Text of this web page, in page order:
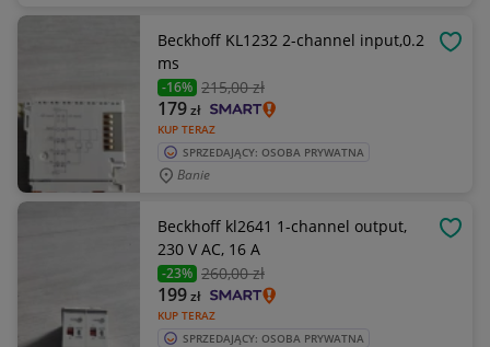
Beckhoff KL1232 2-channel input,0.2
ms
-16% 215,00 zł
KUP TERAZ
179zł
SPRZEDAJĄCY: OSOBA PRYWATNA
Banie
Beckhoff kl2641 1-channel output,
230 V AC, 16 A
-23% 260,00 zł
KUP TERAZ
199zł
SPRZEDAJĄCY: OSOBA PRYWATNA